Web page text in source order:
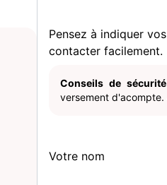
Pensez à indiquer
contacter facilement.
Conseils de
versement d'acompte.
Votre nom